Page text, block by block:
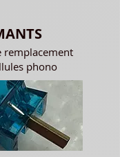
remplacement
phono